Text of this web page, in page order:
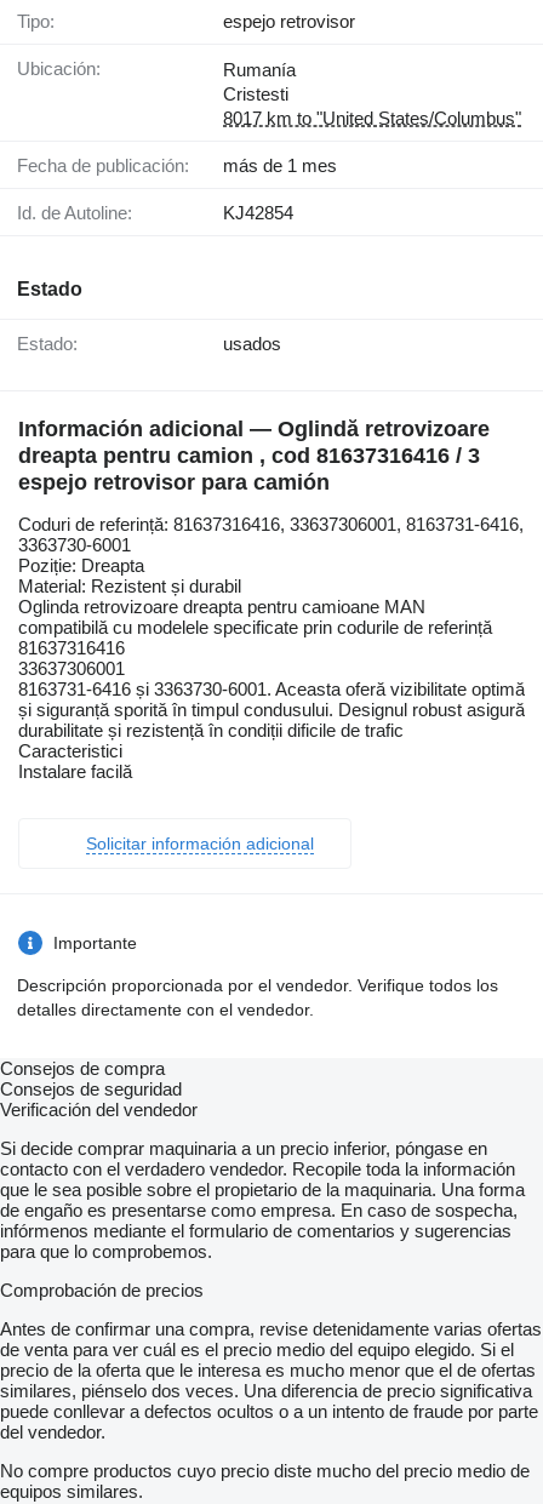
Tipo: espejo retrovisor
Ubicación:
Rumanía
Cristesti
8017 km to "United States/Columbus"
Fecha de publicación: más de 1 mes
Id. de Autoline: KJ42854
Estado
Estado: usados
Información adicional — Oglindă retrovizoare
dreapta pentru camion , cod 81637316416 / 3
espejo retrovisor para camión
Coduri de referință: 81637316416, 33637306001, 8163731-6416,
3363730-6001
Poziție: Dreapta
Material: Rezistent și durabil
Oglinda retrovizoare dreapta pentru camioane MAN
compatibilă cu modelele specificate prin codurile de referință
81637316416
33637306001
8163731-6416 și 3363730-6001. Aceasta oferă vizibilitate optimă
și siguranță sporită în timpul condusului. Designul robust asigură
durabilitate și rezistență în condiții dificile de trafic
Caracteristici
Instalare facilă
Solicitar información adicional
Importante
Descripción proporcionada por el vendedor. Verifique todos los
detalles directamente con el vendedor.
Consejos de compra
Consejos de seguridad
Verificación del vendedor
Si decide comprar maquinaria a un precio inferior, póngase en
contacto con el verdadero vendedor. Recopile toda la información
que le sea posible sobre el propietario de la maquinaria. Una forma
de engaño es presentarse como empresa. En caso de sospecha,
infórmenos mediante el formulario de comentarios y sugerencias
para que lo comprobemos.
Comprobación de precios
Antes de confirmar una compra, revise detenidamente varias ofertas
de venta para ver cuál es el precio medio del equipo elegido. Si el
precio de la oferta que le interesa es mucho menor que el de ofertas
similares, piénselo dos veces. Una diferencia de precio significativa
puede conllevar a defectos ocultos o a un intento de fraude por parte
del vendedor.
No compre productos cuyo precio diste mucho del precio medio de
equipos similares.